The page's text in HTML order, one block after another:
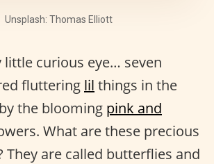
Unsplash: Thomas Elliott
little curious eye… seven
fluttering lil things in the
the blooming pink and
What are these precious
They are called butterflies and